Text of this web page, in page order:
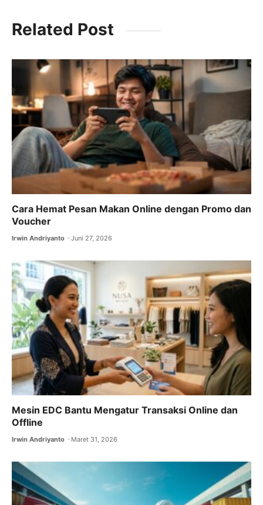
c
e
b
o
o
k
at
s
A
p
p
e
gr
a
m
dI
n
Related Post
Cara Hemat Pesan Makan Online dengan Promo dan
Voucher
Irwin Andriyanto Juni 27, 2026
Mesin EDC Bantu Mengatur Transaksi Online dan
Offline
Irwin Andriyanto Maret 31, 2026